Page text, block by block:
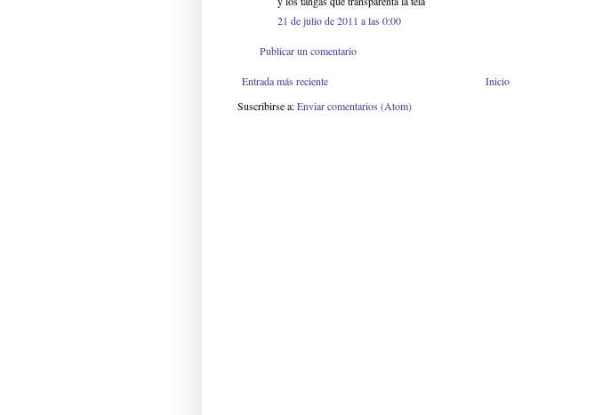
21 de julio de 2011 a las 0:00
Publicar un comentario
Entrada más reciente
Inicio
Suscribirse a:Enviar comentarios (Atom)